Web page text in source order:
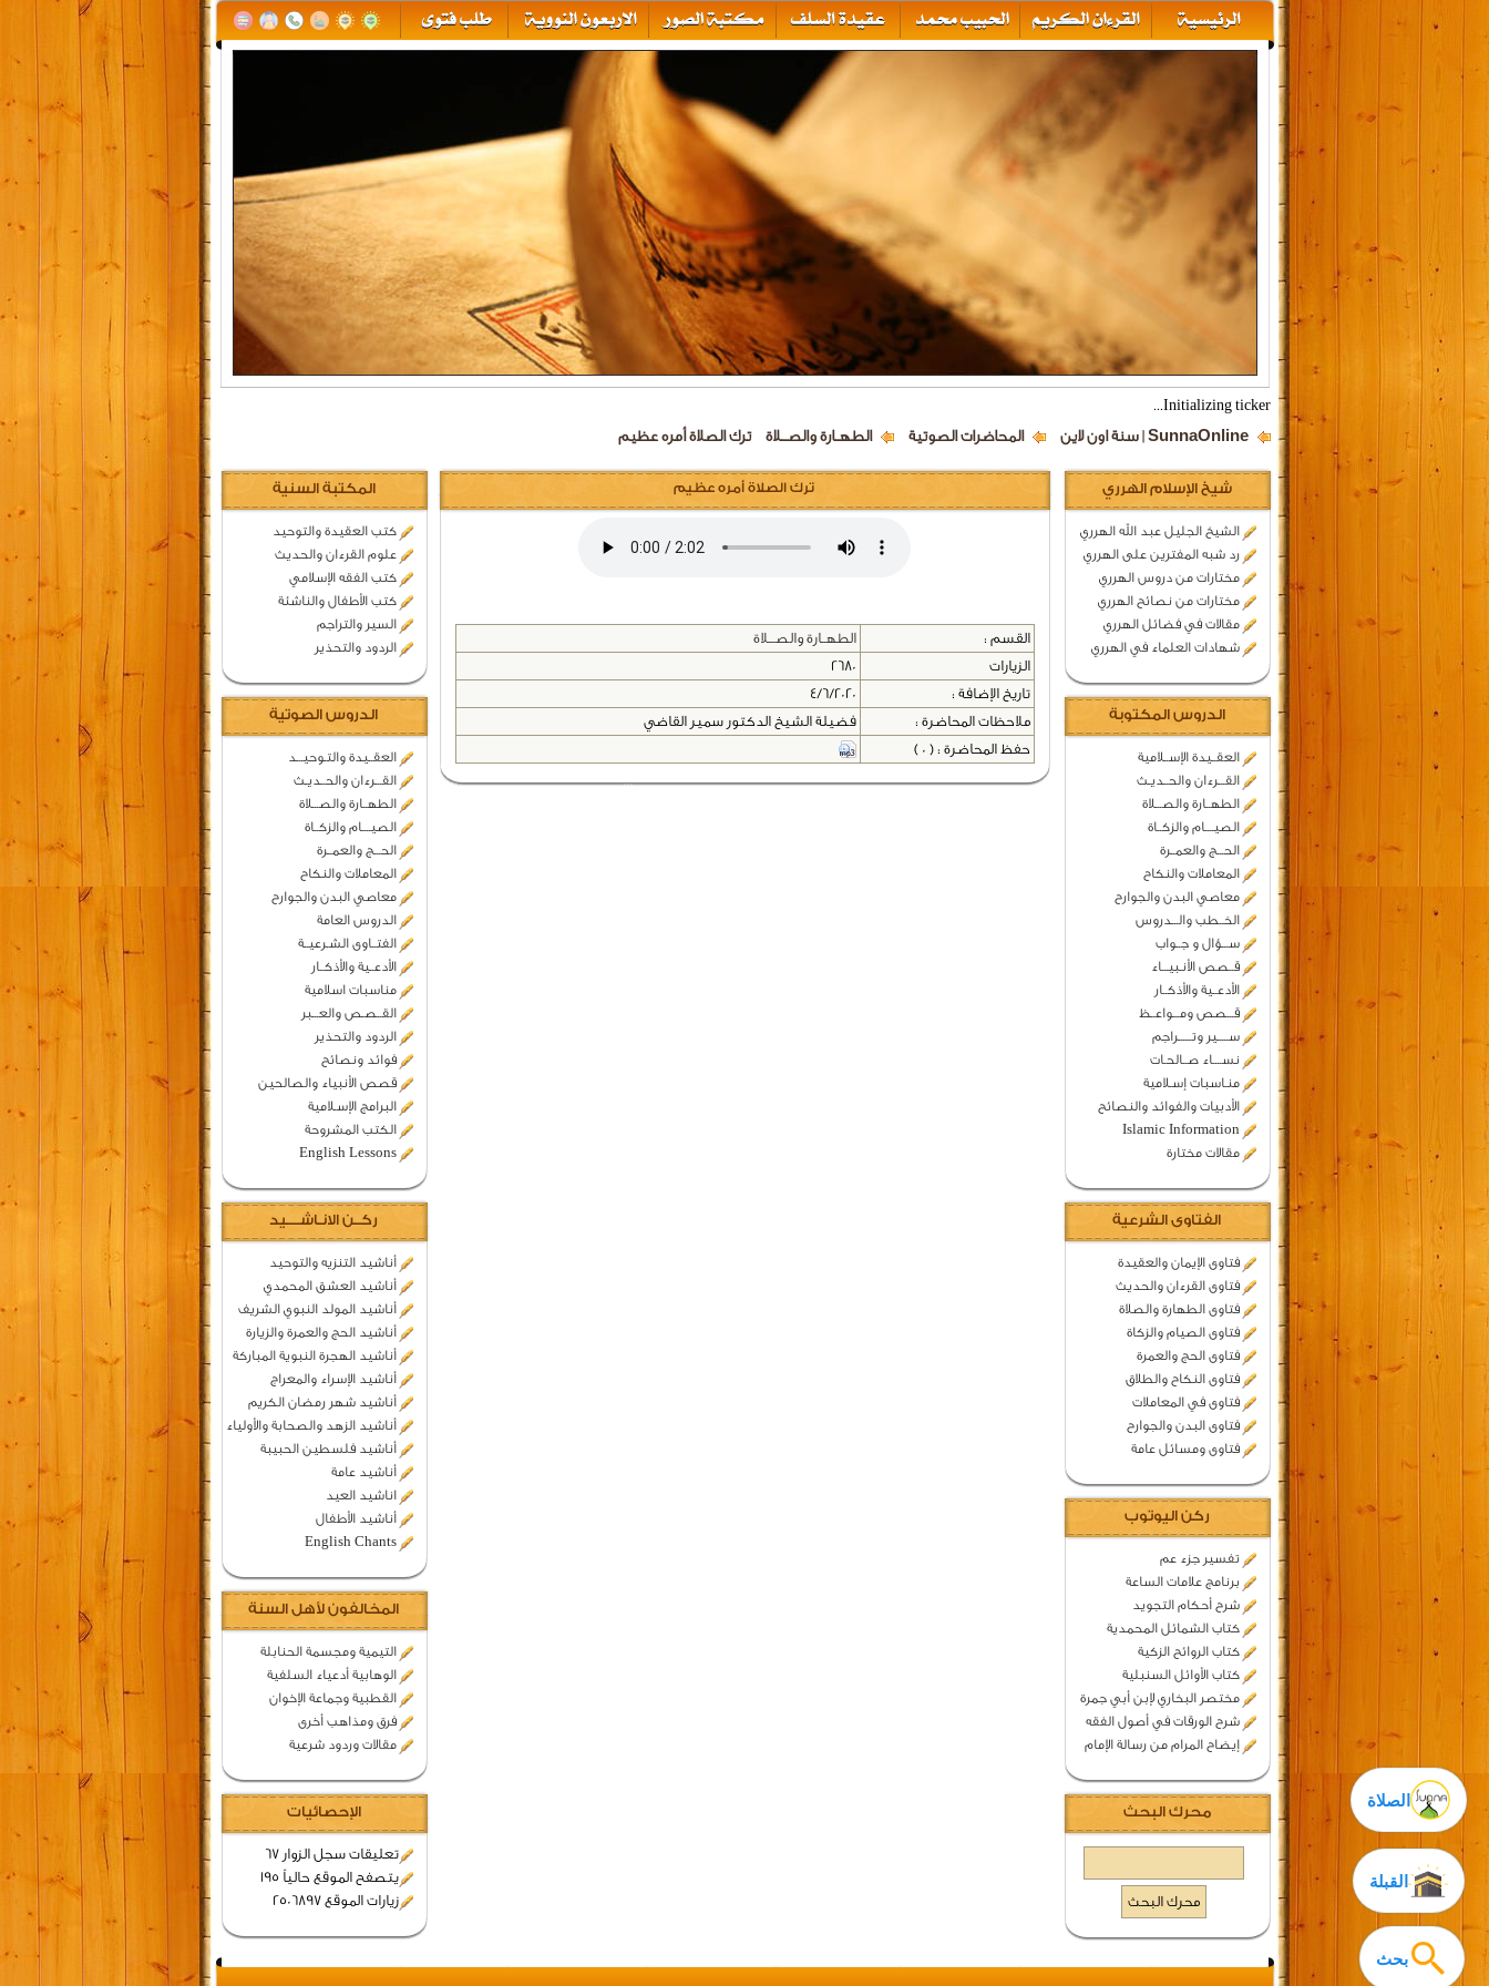
بالعلم الفلسطيني والكوفية لفوني
SunnaOnline | سنة اون لاين المحاضرات الصوتية الطهــارة والصـــلاة ترك الصلاة أمره عظيم
بحث
الصلاة
شيخ الإسلام الهرري
الشيخ الجليل عبد الله الهرري
رد شبه المفترين على الهرري
مختارات من دروس الهرري
مختارات من نصائح الهرري
مقالات في فضائل الهرري
شهادات العلماء في الهرري
الدروس المكتوبة
العقــيدة الإســلامية
القـــرءان والحــديـث
الطهــارة والصـــلاة
الصيــــام والزكــاة
الحـــج والعمــرة
المعاملات والنكاح
معاصي البدن والجوارح
الخــطب والـــدروس
ســـؤال و جــواب
قــصص الأنـبيـــاء
الأدعــية والأذكــار
قـــصص ومـــواعــظ
ســـــير وتــــــراجم
نســــاء صــالحـات
منـاسبات إسـلامية
الأدبيات والفوائد والنصائح
Islamic Information
مقالات مختارة
الفتاوى الشرعية
فتاوى الإيمان والعقيدة
فتاوى القرءان والحديث
فتاوى الطهارة والصلاة
فتاوى الصيام والزكاة
فتاوى الحج والعمرة
فتاوى النكاح والطلاق
فتاوى في المعاملات
فتاوى البدن والجوارح
فتاوى ومسائل عامة
ركن اليوتوب
تفسير جزء عم
برنامج علامات الساعة
شرح أحكام التجويد
كتاب الشمائل المحمدية
كتاب الروائح الزكية
كتاب الأوائل السنبلية
مختصر البخاري لإبن أبي جمرة
شرح الورقات في أصول الفقه
إيضاح المرام من رسالة الإمام
محرك البحث
القبلة
المكتبة السنية
كتب العقيدة والتوحيد
علوم القرءان والحديث
كتب الفقه الإسلامي
كتب الأطفال والناشئة
السير والتراجم
الردود والتحذير
الدروس الصوتية
العقــيدة والتـوحيـــد
القـــرءان والحــديـث
الطهــارة والصـــلاة
الصيــــام والزكــاة
الحـــج والعمــرة
المعاملات والنكاح
معاصي البدن والجوارح
الدروس العامة
الفتــاوى الشـرعيــة
الأدعــية والأذكــار
مناسبات اسلامية
القــصـص والعـــبر
الردود والتحذير
فوائد ونصائح
قصص الأنبياء والصالحين
البرامج الإسـلامية
الكتب المشروحة
English Lessons
ركــن الانـاشــــيد
أناشيد التنزيه والتوحيد
أناشيد العشق المحمدي
أناشيد المولد النبوي الشريف
أناشيد الحج والعمرة والزيارة
أناشيد الهجرة النبوية المباركة
أناشيد الإسراء والمعراج
أناشيد شهر رمضان الكريم
أناشيد الزهد والصحابة والأولياء
أناشيد فلسطين الحبيبة
أناشيد عامة
اناشيد العيد
أناشيد الأطفال
English Chants
المخالفون لأهل السنة
التيمية ومجسمة الحنابلة
الوهابية أدعياء السلفية
القطبية وجماعة الإخوان
فرق ومذاهب أخرى
مقالات وردود شرعية
الإحصائيات
تعليقات سجل الزوار 67
يتصفح الموقع حالياً 195
زيارات الموقع 2506897
ترك الصلاة أمره عظيم
القسم :
الطهــارة والصـــلاة
الزيارات
2680
تاريخ الإضافة :
4/6/2020
ملاحظات المحاضرة :
فضيلة الشيخ الدكتور سمير القاضي
حفظ المحاضرة : ( 0 )